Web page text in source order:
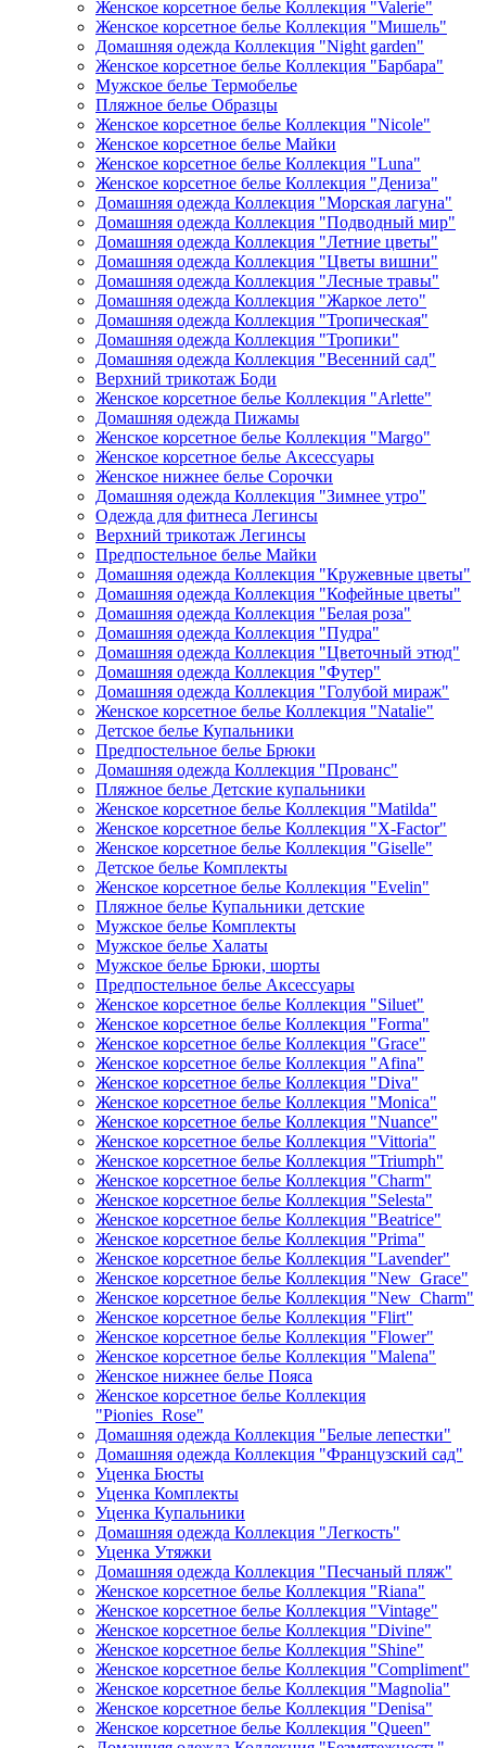
Женское корсетное белье Коллекция "Valerie"
Женское корсетное белье Коллекция "Мишель"
Домашняя одежда Коллекция "Night garden"
Женское корсетное белье Коллекция "Барбара"
Мужское белье Термобелье
Пляжное белье Образцы
Женское корсетное белье Коллекция "Nicole"
Женское корсетное белье Майки
Женское корсетное белье Коллекция "Luna"
Женское корсетное белье Коллекция "Дениза"
Домашняя одежда Коллекция "Морская лагуна"
Домашняя одежда Коллекция "Подводный мир"
Домашняя одежда Коллекция "Летние цветы"
Домашняя одежда Коллекция "Цветы вишни"
Домашняя одежда Коллекция "Лесные травы"
Домашняя одежда Коллекция "Жаркое лето"
Домашняя одежда Коллекция "Тропическая"
Домашняя одежда Коллекция "Тропики"
Домашняя одежда Коллекция "Весенний сад"
Верхний трикотаж Боди
Женское корсетное белье Коллекция "Arlette"
Домашняя одежда Пижамы
Женское корсетное белье Коллекция "Margo"
Женское корсетное белье Аксессуары
Женское нижнее белье Сорочки
Домашняя одежда Коллекция "Зимнее утро"
Одежда для фитнеса Легинсы
Верхний трикотаж Легинсы
Предпостельное белье Майки
Домашняя одежда Коллекция "Кружевные цветы"
Домашняя одежда Коллекция "Кофейные цветы"
Домашняя одежда Коллекция "Белая роза"
Домашняя одежда Коллекция "Пудра"
Домашняя одежда Коллекция "Цветочный этюд"
Домашняя одежда Коллекция "Футер"
Домашняя одежда Коллекция "Голубой мираж"
Женское корсетное белье Коллекция "Natalie"
Детское белье Купальники
Предпостельное белье Брюки
Домашняя одежда Коллекция "Прованс"
Пляжное белье Детские купальники
Женское корсетное белье Коллекция "Matilda"
Женское корсетное белье Коллекция "X-Factor"
Женское корсетное белье Коллекция "Giselle"
Детское белье Комплекты
Женское корсетное белье Коллекция "Evelin"
Пляжное белье Купальники детские
Мужское белье Комплекты
Мужское белье Халаты
Мужское белье Брюки, шорты
Предпостельное белье Аксессуары
Женское корсетное белье Коллекция "Siluet"
Женское корсетное белье Коллекция "Forma"
Женское корсетное белье Коллекция "Grace"
Женское корсетное белье Коллекция "Afina"
Женское корсетное белье Коллекция "Diva"
Женское корсетное белье Коллекция "Monica"
Женское корсетное белье Коллекция "Nuance"
Женское корсетное белье Коллекция "Vittoria"
Женское корсетное белье Коллекция "Triumph"
Женское корсетное белье Коллекция "Charm"
Женское корсетное белье Коллекция "Selesta"
Женское корсетное белье Коллекция "Beatrice"
Женское корсетное белье Коллекция "Prima"
Женское корсетное белье Коллекция "Lavender"
Женское корсетное белье Коллекция "New_Grace"
Женское корсетное белье Коллекция "New_Charm"
Женское корсетное белье Коллекция "Flirt"
Женское корсетное белье Коллекция "Flower"
Женское корсетное белье Коллекция "Malena"
Женское нижнее белье Пояса
Женское корсетное белье Коллекция
"Pionies_Rose"
Домашняя одежда Коллекция "Белые лепестки"
Домашняя одежда Коллекция "Французский сад"
Уценка Бюсты
Уценка Комплекты
Уценка Купальники
Домашняя одежда Коллекция "Легкость"
Уценка Утяжки
Домашняя одежда Коллекция "Песчаный пляж"
Женское корсетное белье Коллекция "Riana"
Женское корсетное белье Коллекция "Vintage"
Женское корсетное белье Коллекция "Divine"
Женское корсетное белье Коллекция "Shine"
Женское корсетное белье Коллекция "Compliment"
Женское корсетное белье Коллекция "Magnolia"
Женское корсетное белье Коллекция "Denisa"
Женское корсетное белье Коллекция "Queen"